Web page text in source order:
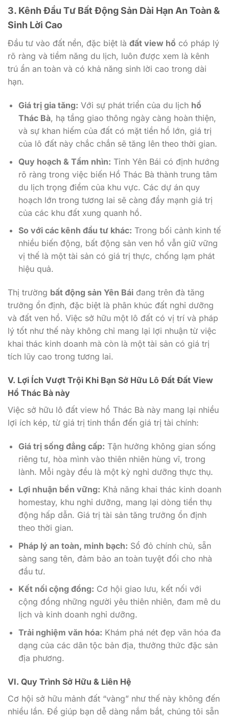
3. Kênh Đầu Tư Bất Động Sản Dài Hạn An Toàn &
Sinh Lời Cao
Đầu tư vào đất nền, đặc biệt là đất view hồ có pháp lý
rõ ràng và tiềm năng du lịch, luôn được xem là kênh
trú ẩn an toàn và có khả năng sinh lời cao trong dài
hạn.
Giá trị gia tăng: Với sự phát triển của du lịch hồ
Thác Bà, hạ tầng giao thông ngày càng hoàn thiện,
và sự khan hiếm của đất có mặt tiền hồ lớn, giá trị
của lô đất này chắc chắn sẽ tăng lên theo thời gian.
Quy hoạch & Tầm nhìn: Tỉnh Yên Bái có định hướng
rõ ràng trong việc biến Hồ Thác Bà thành trung tâm
du lịch trọng điểm của khu vực. Các dự án quy
hoạch lớn trong tương lai sẽ càng đẩy mạnh giá trị
của các khu đất xung quanh hồ.
So với các kênh đầu tư khác: Trong bối cảnh kinh tế
nhiều biến động, bất động sản ven hồ vẫn giữ vững
vị thế là một tài sản có giá trị thực, chống lạm phát
hiệu quả.
Thị trường bất động sản Yên Bái đang trên đà tăng
trưởng ổn định, đặc biệt là phân khúc đất nghỉ dưỡng
và đất ven hồ. Việc sở hữu một lô đất có vị trí và pháp
lý tốt như thế này không chỉ mang lại lợi nhuận từ việc
khai thác kinh doanh mà còn là một tài sản có giá trị
tích lũy cao trong tương lai.
V. Lợi Ích Vượt Trội Khi Bạn Sở Hữu Lô Đất Đất View
Hồ Thác Bà này
Việc sở hữu lô đất view hồ Thác Bà này mang lại nhiều
lợi ích kép, từ giá trị tinh thần đến giá trị tài chính:
Giá trị sống đẳng cấp: Tận hưởng không gian sống
riêng tư, hòa mình vào thiên nhiên hùng vĩ, trong
lành. Mỗi ngày đều là một kỳ nghỉ dưỡng thực thụ.
Lợi nhuận bền vững: Khả năng khai thác kinh doanh
homestay, khu nghỉ dưỡng, mang lại dòng tiền thụ
động hấp dẫn. Giá trị tài sản tăng trưởng ổn định
theo thời gian.
Pháp lý an toàn, minh bạch: Sổ đỏ chính chủ, sẵn
sàng sang tên, đảm bảo an toàn tuyệt đối cho nhà
đầu tư.
Kết nối cộng đồng: Cơ hội giao lưu, kết nối với
cộng đồng những người yêu thiên nhiên, đam mê du
lịch và kinh doanh nghỉ dưỡng.
Trải nghiệm văn hóa: Khám phá nét đẹp văn hóa đa
dạng của các dân tộc bản địa, thưởng thức đặc sản
địa phương.
VI. Quy Trình Sở Hữu & Liên Hệ
Cơ hội sở hữu mảnh đất “vàng” như thế này không đến
nhiều lần. Để giúp bạn dễ dàng nắm bắt, chúng tôi sẵn